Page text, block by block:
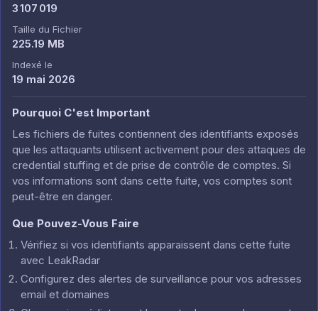
3 107 019
Taille du Fichier
225.19 MB
Indexé le
19 mai 2026
Pourquoi C'est Important
Les fichiers de fuites contiennent des identifiants exposés
que les attaquants utilisent activement pour des attaques de
credential stuffing et de prise de contrôle de comptes. Si
vos informations sont dans cette fuite, vos comptes sont
peut-être en danger.
Que Pouvez-Vous Faire
Vérifiez si vos identifiants apparaissent dans cette fuite
avec LeakRadar
Configurez des alertes de surveillance pour vos adresses
email et domaines